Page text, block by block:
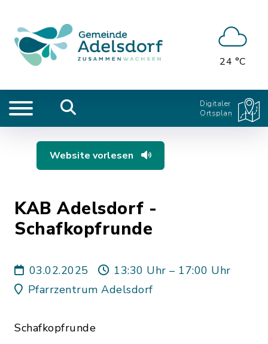
24 °C
Digitaler
Ortsplan
Website vorlesen
KAB Adelsdorf -
Schafkopfrunde
03.02.2025
13:30 Uhr – 17:00 Uhr
Pfarrzentrum Adelsdorf
Schafkopfrunde